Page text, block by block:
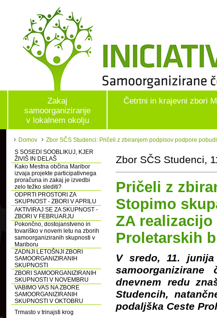
Zakaj
samoorganiziranje
v lokalnem okolju
Četrtni in krajevni zbori
Domov
Zbor SČS Studenci: Pričeli z zbiranjem podpisov podpore
S SOSEDI SOOBLIKUJ, KJER
ŽIVIŠ IN DELAŠ
Kako Mestna občina Maribor
izvaja projekte participativnega
proračuna in zakaj je izvedbi
zelo težko slediti?
ODPRTI PROSTORI ZA
SKUPNOST - ZBORI V APRILU
AKTIVIRAJ SE ZA SKUPNOST -
ZBORI V FEBRUARJU
Pokončno, dostojanstveno in
tovariško v novem letu na zborih
samoorganiziranih skupnosti v
Mariboru
ZADNJI LETOŠNJI ZBORI
SAMOORGANIZIRANIH
SKUPNOSTI
ZBORI SAMOORGANIZIRANIH
SKUPNOSTI V NOVEMBRU
VABIMO VAS NA ZBORE
SAMOORGANIZIRANIH
SKUPNOSTI V OKTOBRU
Trmasto v trinajsti krog
Zbor SČS Studenci,
Pričeli z
Stopimo
ZA
Proletarskih
V sredo, 11.
dnevnem redu
Studencih,
podaljška Ceste